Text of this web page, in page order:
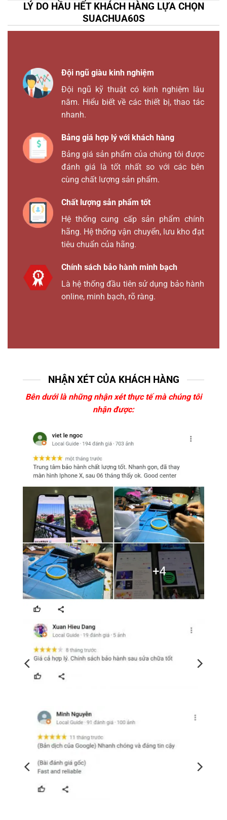
LÝ DO HẦU HẾT KHÁCH HÀNG LỰA CHỌN
SUACHUA60S
Đội ngũ giàu kinh nghiệm
Đội ngũ kỹ thuật có kinh nghiệm lâu
năm. Hiểu biết về các thiết bị, thao tác
nhanh.
Bảng giá hợp lý với khách hàng
Bảng giá sản phẩm của chúng tôi được
đánh giá là tốt nhất so với các bên
cùng chất lượng sản phẩm.
Chất lượng sản phẩm tốt
Hệ thống cung cấp sản phẩm chính
hãng. Hệ thống vận chuyển, lưu kho đạt
tiêu chuẩn của hãng.
Chính sách bảo hành minh bạch
Là hệ thống đầu tiên sử dụng bảo hành
online, minh bạch, rõ ràng.
NHẬN XÉT CỦA KHÁCH HÀNG
Bên dưới là những nhận xét thực tế mà chúng tôi
nhận được: